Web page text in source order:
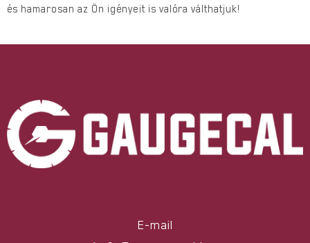
és hamarosan az Ön igényeit is valóra válthatjuk!
E-mail